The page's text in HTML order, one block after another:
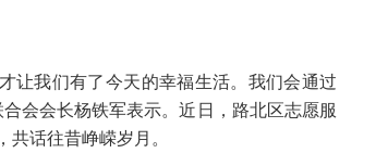
让我们有了今天的幸福生活。我们会通过
会会长杨铁军表示。近日，路北区志愿服
话往昔峥嵘岁月。